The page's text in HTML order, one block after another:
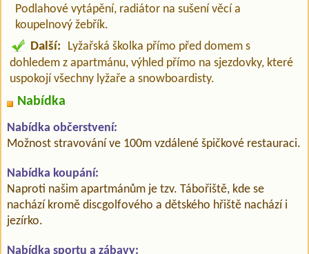
Podlahové vytápění, radiátor na sušení věcí a
koupelnový žebřík.
Další:
Lyžařská školka přímo před domem s
dohledem z apartmánu, výhled přímo na sjezdovky, které
uspokojí všechny lyžaře a snowboardisty.
Nabídka
Nabídka občerstvení:
Možnost stravování ve 100m vzdálené špičkové restauraci.
Nabídka koupání:
Naproti našim apartmánům je tzv. Tábořiště, kde se
nachází kromě discgolfového a dětského hřiště nachází i
jezírko.
Nabídka sportu a zábavy: